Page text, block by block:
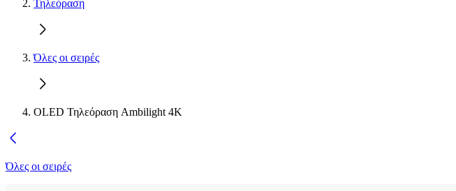
Τηλεόραση
Όλες οι σειρές
OLED Τηλεόραση Ambilight 4K
Όλες οι σειρές